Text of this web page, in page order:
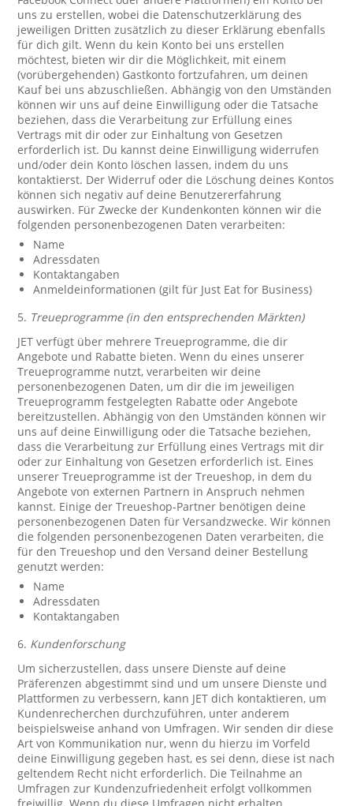
uns zu erstellen, wobei die Datenschutzerklärung des
jeweiligen Dritten zusätzlich zu dieser Erklärung ebenfalls
für dich gilt. Wenn du kein Konto bei uns erstellen
möchtest, bieten wir dir die Möglichkeit, mit einem
(vorübergehenden) Gastkonto fortzufahren, um deinen
Kauf bei uns abzuschließen. Abhängig von den Umständen
können wir uns auf deine Einwilligung oder die Tatsache
beziehen, dass die Verarbeitung zur Erfüllung eines
Vertrags mit dir oder zur Einhaltung von Gesetzen
erforderlich ist. Du kannst deine Einwilligung widerrufen
und/oder dein Konto löschen lassen, indem du uns
kontaktierst. Der Widerruf oder die Löschung deines Kontos
können sich negativ auf deine Benutzererfahrung
auswirken. Für Zwecke der Kundenkonten können wir die
folgenden personenbezogenen Daten verarbeiten:
Name
Adressdaten
Kontaktangaben
Anmeldeinformationen (gilt für Just Eat for Business)
5. Treueprogramme (in den entsprechenden Märkten)
JET verfügt über mehrere Treueprogramme, die dir
Angebote und Rabatte bieten. Wenn du eines unserer
Treueprogramme nutzt, verarbeiten wir deine
personenbezogenen Daten, um dir die im jeweiligen
Treueprogramm festgelegten Rabatte oder Angebote
bereitzustellen. Abhängig von den Umständen können wir
uns auf deine Einwilligung oder die Tatsache beziehen,
dass die Verarbeitung zur Erfüllung eines Vertrags mit dir
oder zur Einhaltung von Gesetzen erforderlich ist. Eines
unserer Treueprogramme ist der Treueshop, in dem du
Angebote von externen Partnern in Anspruch nehmen
kannst. Einige der Treueshop-Partner benötigen deine
personenbezogenen Daten für Versandzwecke. Wir können
die folgenden personenbezogenen Daten verarbeiten, die
für den Treueshop und den Versand deiner Bestellung
genutzt werden:
Name
Adressdaten
Kontaktangaben
6. Kundenforschung
Um sicherzustellen, dass unsere Dienste auf deine
Präferenzen abgestimmt sind und um unsere Dienste und
Plattformen zu verbessern, kann JET dich kontaktieren, um
Kundenrecherchen durchzuführen, unter anderem
beispielsweise anhand von Umfragen. Wir senden dir diese
Art von Kommunikation nur, wenn du hierzu im Vorfeld
deine Einwilligung gegeben hast, es sei denn, diese ist nach
geltendem Recht nicht erforderlich. Die Teilnahme an
Umfragen zur Kundenzufriedenheit erfolgt vollkommen